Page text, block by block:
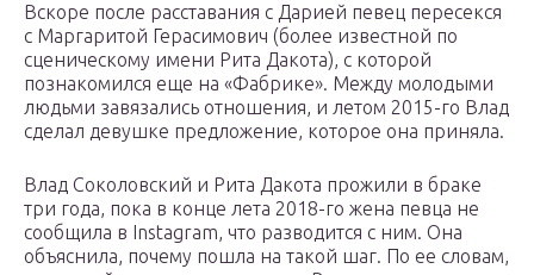
Вскоре после расставания с Дарией певец пересекся
с Маргаритой Герасимович (более известной по
сценическому имени Рита Дакота), с которой
познакомился еще на «Фабрике». Между молодыми
людьми завязались отношения, и летом 2015-го Влад
сделал девушке предложение, которое она приняла.
Влад Соколовский и Рита Дакота прожили в браке
три года, пока в конце лета 2018-го жена певца не
сообщила в Instagram, что разводится с ним. Она
объяснила, почему пошла на такой шаг. По ее словам,